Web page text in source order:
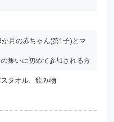
月の赤ちゃん(第1子)とマ
集いに初めて参加される方
タオル、飲み物